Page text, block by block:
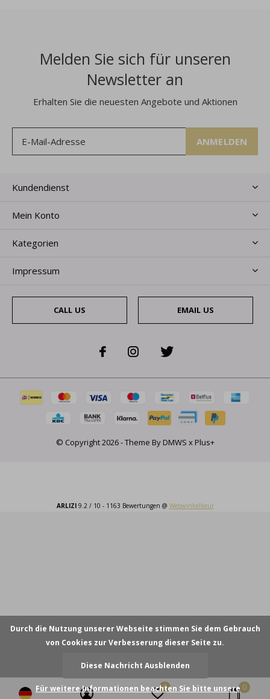
Melden Sie sich für unseren
Newsletter an
Erhalten Sie die neuesten Angebote und Aktionen
ANMELDEN
Kundendienst
Mein Konto
Kategorien
Impressum
CALL US EMAIL US
© Copyright2026- Theme ByDMWS xPlus+
0 0
ARLIZI9.2/ 10 - 1163 Bewertungen @ Webwinkelkeur
Durch die Nutzung unserer Webseite stimmen Sie dem Gebrauch
von Cookies zur Verbesserung dieser Seite zu.
Diese Nachricht Ausblenden
Für weitere Informationen beachten Sie bitte unsere